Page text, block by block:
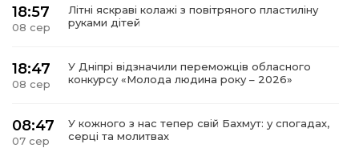
18:57
08 сер
Літні яскраві колажі з повітряного пластиліну
руками дітей
18:47
08 сер
У Дніпрі відзначили переможців обласного
конкурсу «Молода людина року – 2026»
08:47
07 сер
У кожного з нас тепер свій Бахмут: у спогадах,
серці та молитвах